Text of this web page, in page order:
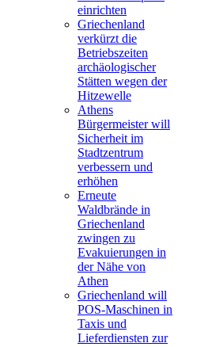
einrichten
Griechenland
verkürzt die
Betriebszeiten
archäologischer
Stätten wegen der
Hitzewelle
Athens
Bürgermeister will
Sicherheit im
Stadtzentrum
verbessern und
erhöhen
Erneute
Waldbrände in
Griechenland
zwingen zu
Evakuierungen in
der Nähe von
Athen
Griechenland will
POS-Maschinen in
Taxis und
Lieferdiensten zur